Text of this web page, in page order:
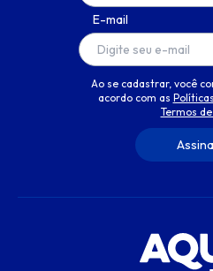
E-mail
Ao se cadastrar, você
acordo com as
Termos